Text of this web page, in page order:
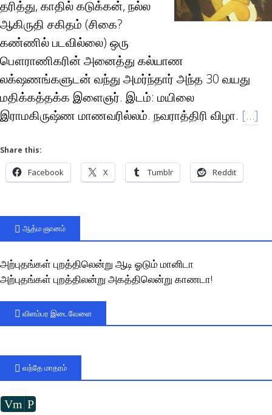
தரித்து, காதில் கடுக்கன், நல்ல
ஆகிருதி சகிதம் (சிகை?
கண்ணில் படவில்லை) ஒரு
பௌராணிகரின் அனைத்து கல்யாண
லக்‌ஷணங்களுடன் வந்து அமர்ந்தார் அந்த 30 வயது
மதிக்கத்தக்க இளைஞர். இடம்: மயிலை
இராமகிருஷ்ண மாணவரில்லம். நவராத்திரி விழா. […]
Share this:
Facebook X Tumblr Reddit
ஆத்ம ஞானம்
அற்புதங்கள் புறத்திலென்று ஆடி ஓடும் மானிடா
அற்புதங்கள் புறத்திலன்று அகத்திலென்று காணடா!
விளம்பர இடைவேளை
வந்தே மாதரம்
Vm P